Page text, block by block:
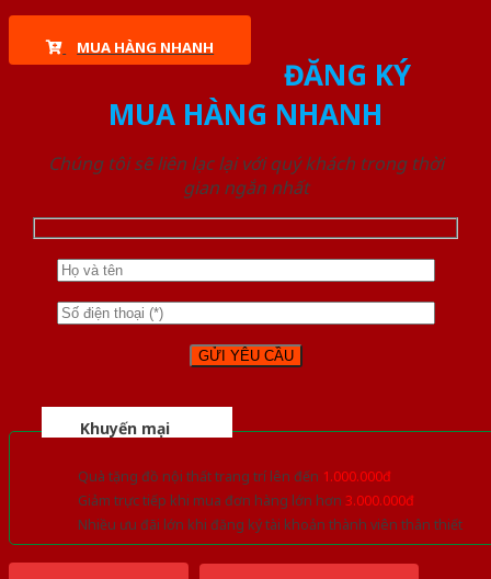
MUA HÀNG NHANH
ĐĂNG KÝ
MUA HÀNG NHANH
Chúng tôi sẽ liên lạc lại với quý khách trong thời
gian ngắn nhất
Khuyến mại
Quà tặng đồ nội thất trang trí lên đến 1.000.000đ
Giảm trực tiếp khi mua đơn hàng lớn hơn 3.000.000đ
Nhiều ưu đãi lớn khi đăng ký tài khoản thành viên thân thiết